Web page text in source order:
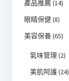
產品推薦(14)
眼睛保健(8)
美容保養(65)
氣味管理 (2)
美肌呵護(24)